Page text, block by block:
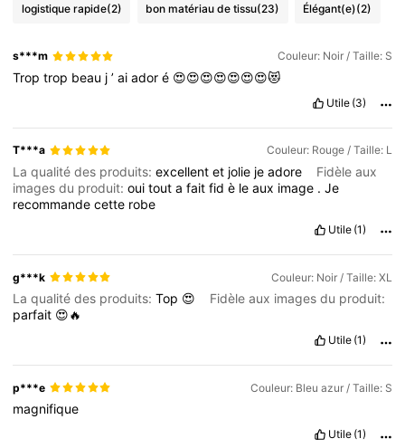
logistique rapide(2) bon matériau de tissu(23) Élégant(e)(2)
s***m Couleur: Noir / Taille: S
Troptrop beau j’aiadoré 😍😍😍😍😍😍😍😻
Utile (3)
T***a Couleur: Rouge / Taille: L
La qualité des produits:excellentet jolie jeadore
Fidèle aux
images du produit:ouitoutafaitfidè leaux image .Je
recommandecette robe
Utile (1)
g***k Couleur: Noir / Taille: XL
La qualité des produits:Top 😍
Fidèle aux images du produit:
parfait 😍🔥
Utile (1)
p***e Couleur: Bleu azur / Taille: S
magnifique
Utile (1)